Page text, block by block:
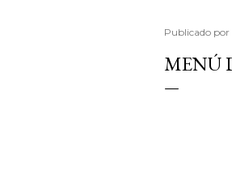
Publicado por
MENÚ